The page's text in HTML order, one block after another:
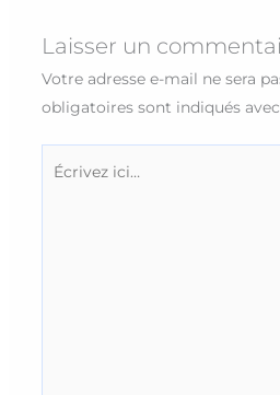
Laisser un
Votre adresse e-mail ne sera
obligatoires sont indiqués avec